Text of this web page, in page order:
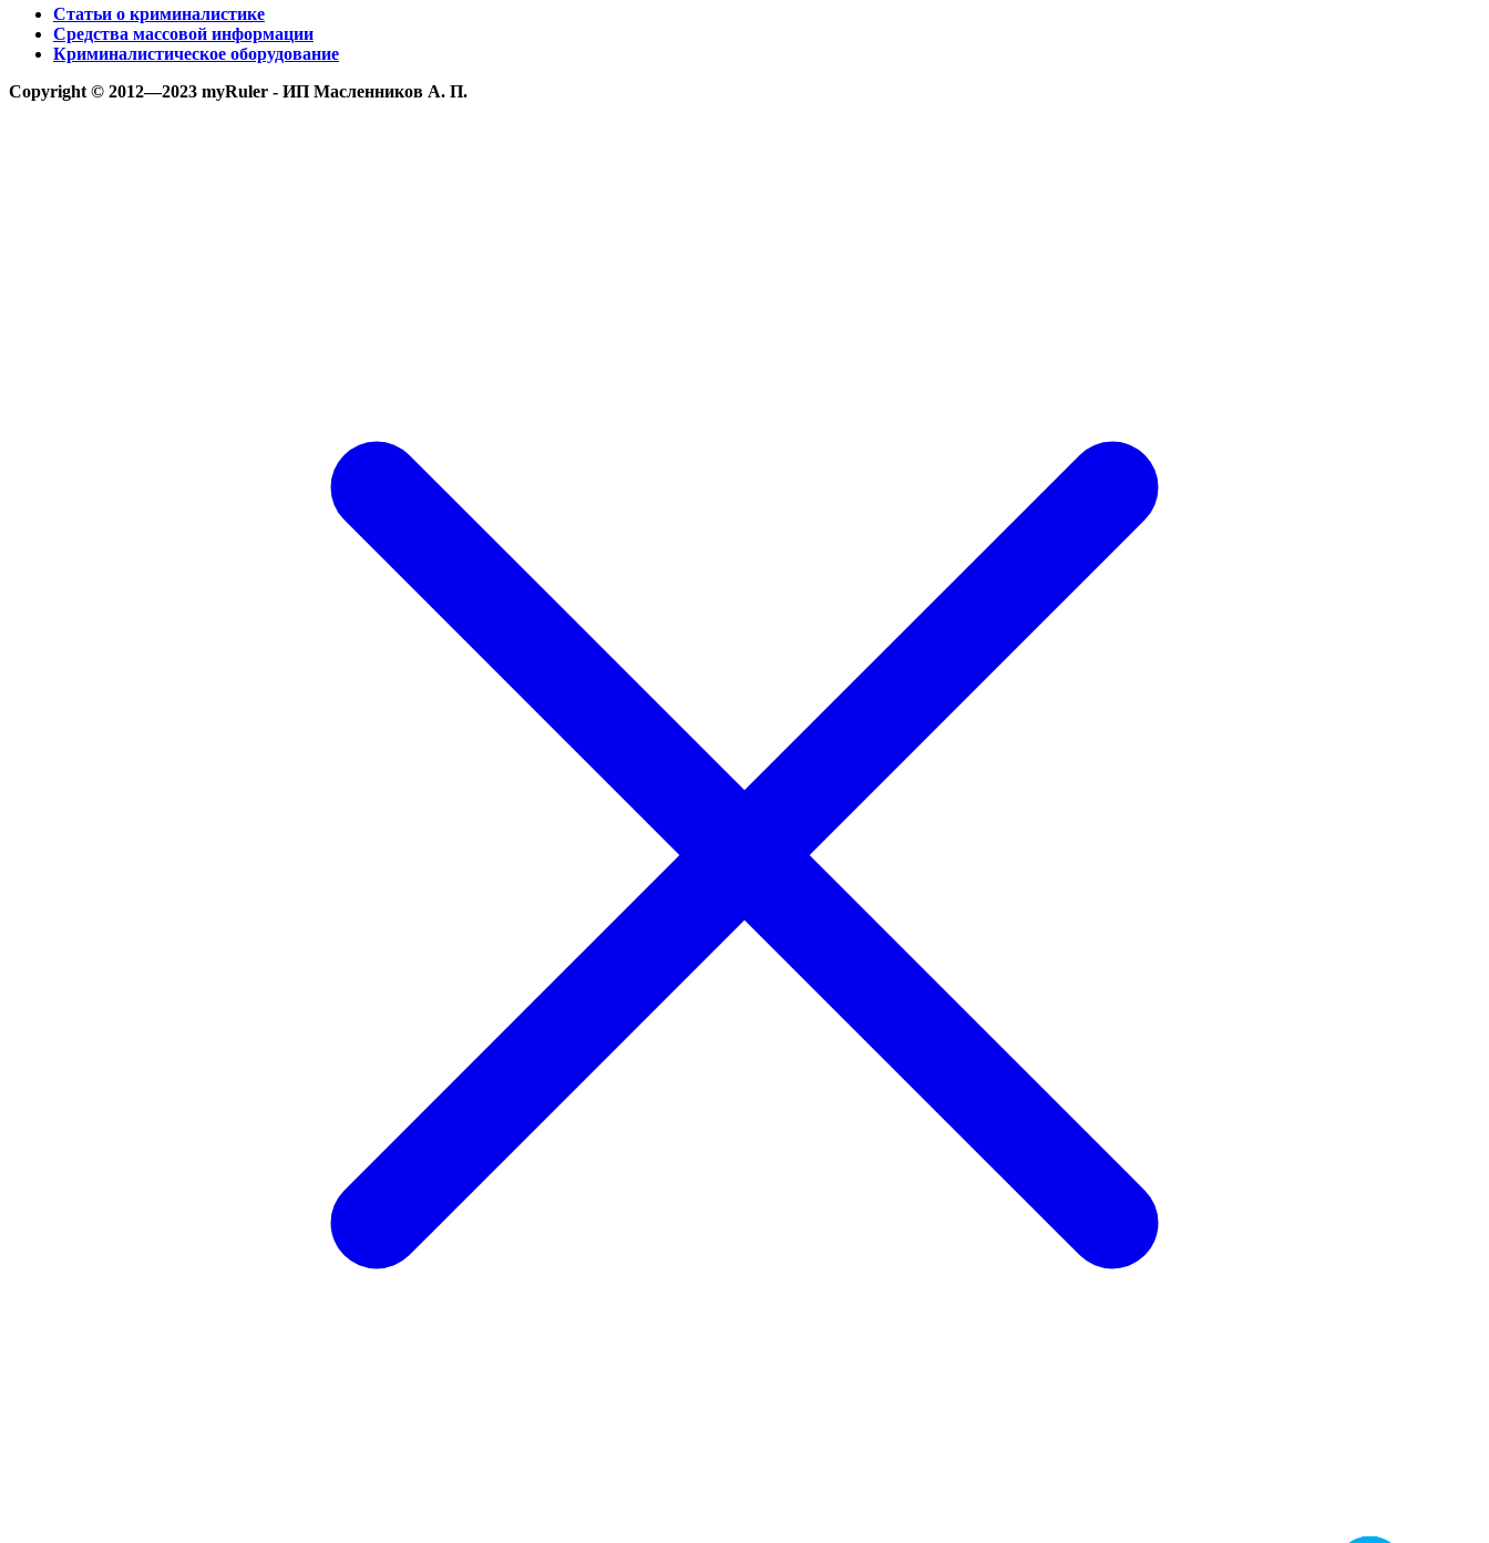
Статьи о криминалистике
Средства массовой информации
Криминалистическое оборудование
Copyright © 2012—2023 myRuler - ИП Масленников А. П.